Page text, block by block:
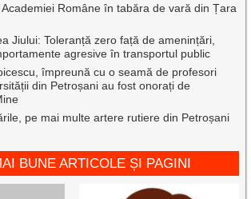
Române în tabăra de vară din Țara
Jiului: Toleranță zero față de amenințări,
agresive în transportul public
împreună cu o seamă de profesori
din Petroșani au fost onorați de
pe mai multe artere rutiere din Petroșani
BUNE ARTICOLE ȘI PAGINI